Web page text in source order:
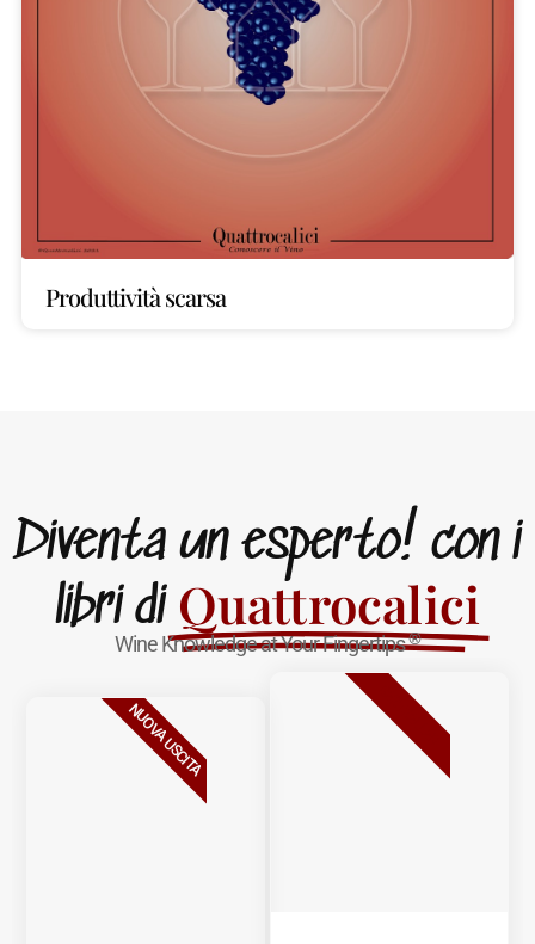
Produttività scarsa
Diventa un esperto! con i
libri di Quattrocalici
Wine Knowledge at Your Fingertips®
NUOVA USCITA BESTSELLER